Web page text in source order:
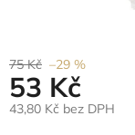
75 Kč –29 %
53 Kč
43,80 Kč bez DPH